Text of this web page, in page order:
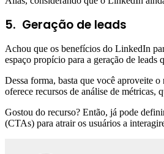
5. Geração de leads
Achou que os benefícios do LinkedIn
espaço propício para a geração de leads
Dessa forma, basta que você aproveite o
oferece recursos de análise de métricas,
Gostou do recurso? Então, já pode
(CTAs) para atrair os usuários a